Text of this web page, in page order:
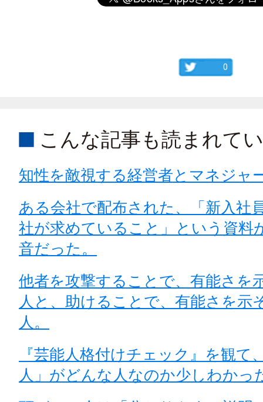
0
こんな記事も読まれて
知性を敵視する経営者とマネジャ
ある会社で配布された、「新入社
社が求めていること」という資料
音だった。
他者を攻撃することで、有能さを
人と、助けることで、有能さを示
人。
『芸能人格付けチェック』を観て
人」がどんな人なのか少しわかっ